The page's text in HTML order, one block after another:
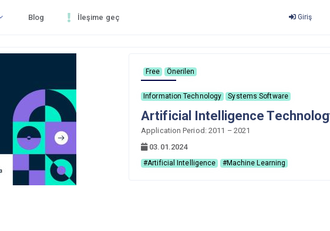
Blog İleşime geç Giriş
Free Önerilen
Information Technology Systems Software
Artificial Intelligence
Application Period: 2011 – 2021
03.01.2024
#Artificial Intelligence #Machine Learning